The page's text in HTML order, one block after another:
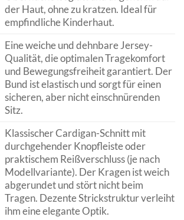
der Haut, ohne zu kratzen. Ideal für
empfindliche Kinderhaut.
Eine weiche und dehnbare Jersey-
Qualität, die optimalen Tragekomfort
und Bewegungsfreiheit garantiert. Der
Bund ist elastisch und sorgt für einen
sicheren, aber nicht einschnürenden
Sitz.
Klassischer Cardigan-Schnitt mit
durchgehender Knopfleiste oder
praktischem Reißverschluss (je nach
Modellvariante). Der Kragen ist weich
abgerundet und stört nicht beim
Tragen. Dezente Strickstruktur verleiht
ihm eine elegante Optik.